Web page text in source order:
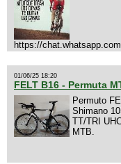
https://
01/06/25 18:20
FELT B16 - Permuta
Permuto
Shimano
TT/TRI
MTB.